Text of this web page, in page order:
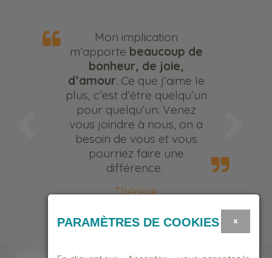
Mon implication
m’apporte beaucoup de
bonheur, de joie,
d’amour. Ce que j’aime le
plus, c’est d’être quelqu’un
pour quelqu’un. Venez
vous joindre à nous, on a
besoin de vous et vous
pourriez faire une
différence.
Thérèse
×
PARAMÈTRES DE COOKIES